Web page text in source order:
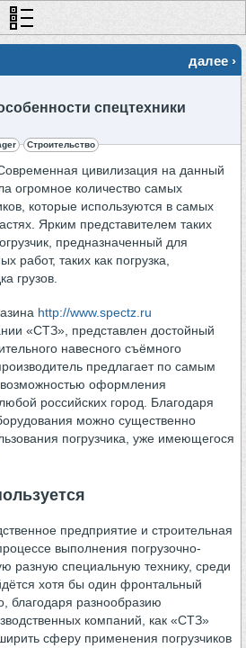
далее ›
спецтехники
Строительство
цивилизация на данный
огромное количество самых
которые используются в самых
Ярким представителем таких
предназначенный для
работ, таких как погрузка,
грузов.
http://www.spectz.ru
«СТЗ», представлен достойный
навесного съёмного
предлагает по самым
оформления
российских город. Благодаря
можно существенно
погрузчика, уже имеющегося
предприятие и строительная
выполнения погрузочно-
разную специальную технику, среди
хотя бы один фронтальный
благодаря разнообразию
компаний, как «СТЗ»
сферу применения погрузчиков